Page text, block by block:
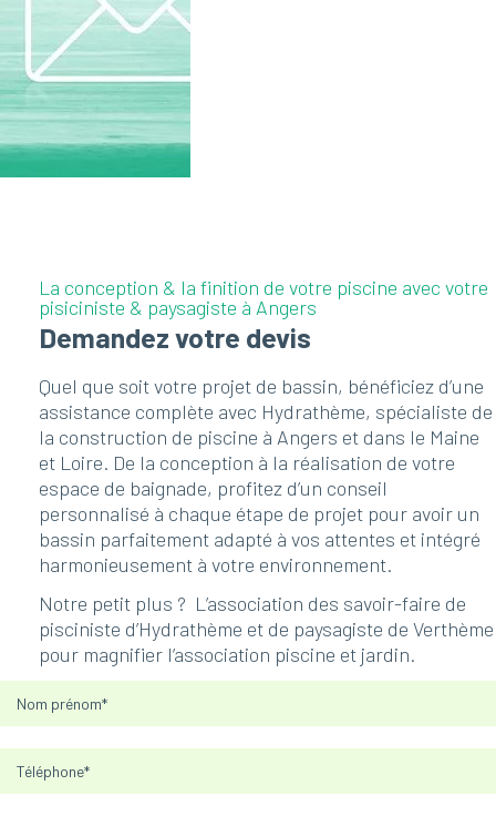
La conception & la finition de votre piscine avec votre
pisiciniste & paysagiste à Angers
Demandez votre devis
Quel que soit votre projet de bassin, bénéficiez d’une
assistance complète avec Hydrathème, spécialiste de
la construction de piscine à Angers et dans le Maine
et Loire. De la conception à la réalisation de votre
espace de baignade, profitez d’un conseil
personnalisé à chaque étape de projet pour avoir un
bassin parfaitement adapté à vos attentes et intégré
harmonieusement à votre environnement.
Notre petit plus ? L’association des savoir-faire de
pisciniste d’Hydrathème et de paysagiste de Verthème
pour magnifier l’association piscine et jardin.